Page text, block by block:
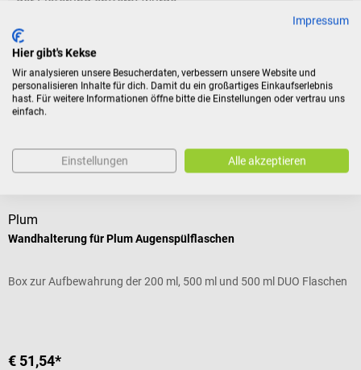
Produktidentifikation
Bewertungen
Zubehör
Plum
Wandhalterung für Plum Augenspülflaschen
Box zur Aufbewahrung der 200 ml, 500 ml und 500 ml DUO Flaschen
€ 51,54*
Impressum
Hier gibt's Kekse
Wir analysieren unsere Besucherdaten, verbessern unsere Website und
personalisieren Inhalte für dich. Damit du ein großartiges Einkaufserlebnis
hast. Für weitere Informationen öffne bitte die Einstellungen oder vertrau uns
einfach.
Einstellungen Alle akzeptieren